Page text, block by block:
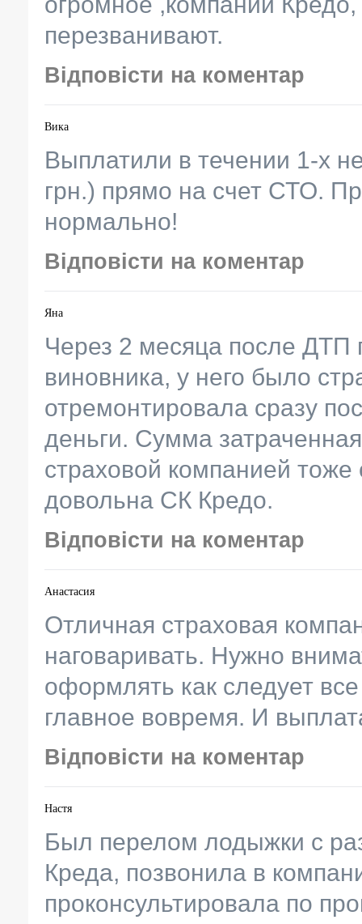
перезванивают.
Відповісти на коментар
Вика
Выплатили в течении 1-х
грн.) прямо на счет СТО.
нормально!
Відповісти на коментар
Яна
Через 2 месяца после ДТП
виновника, у него было
отремонтировала сразу
деньги. Сумма
страховой компанией
довольна СК Кредо.
Відповісти на коментар
Анастасия
Отличная страховая
наговаривать. Нужно
оформлять как следует
главное вовремя. И
Відповісти на коментар
Настя
Был перелом лодыжки с
Креда, позвонила в
проконсультировала по